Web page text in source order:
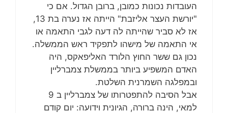
העובדות נכונות כמובן, ברובן הגדול. אם כי
"יורשת העצר אליזבת" הייתה אז נערה בת 13,
אז לא סביר שהייתה לה דעה לגבי התאמה או
אי התאמה של מישהו לתפקיד ראש הממשלה.
נכון גם ששר החוץ הלורד האליפאקס, היה
האדם המשפיע ביותר בממשלת צמברליין
ובמפלגה השמרנית השלטת.
אבל הסיבה להתפטרותו של צמברליין ב 9
למאי, הינה ברורה, הגיונית וידועה: יום קודם